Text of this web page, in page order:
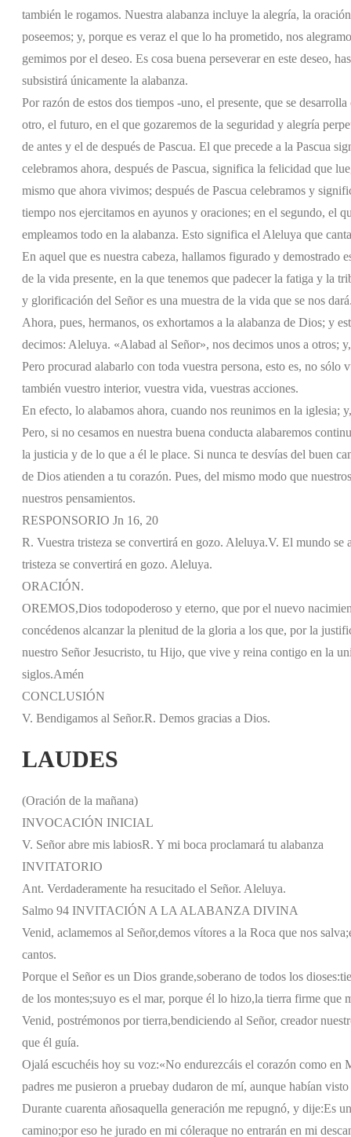
también le rogamos. Nuestra alabanza incluye la alegría, la
poseemos; y, porque es veraz el que lo ha prometido, nos
gemimos por el deseo. Es cosa buena perseverar en este deseo,
subsistirá únicamente la alabanza.
Por razón de estos dos tiempos -uno, el presente, que se
otro, el futuro, en el que gozaremos de la seguridad y alegría
de antes y el de después de Pascua. El que precede a la Pascua
celebramos ahora, después de Pascua, significa la felicidad que
mismo que ahora vivimos; después de Pascua celebramos y
tiempo nos ejercitamos en ayunos y oraciones; en el segundo, el
empleamos todo en la alabanza. Esto significa el Aleluya que
En aquel que es nuestra cabeza, hallamos figurado y demostrado
de la vida presente, en la que tenemos que padecer la fatiga y la
y glorificación del Señor es una muestra de la vida que se nos
Ahora, pues, hermanos, os exhortamos a la alabanza de Dios; y
decimos: Aleluya. «Alabad al Señor», nos decimos unos a otros;
Pero procurad alabarlo con toda vuestra persona, esto es, no
también vuestro interior, vuestra vida, vuestras acciones.
En efecto, lo alabamos ahora, cuando nos reunimos en la iglesia;
Pero, si no cesamos en nuestra buena conducta alabaremos
la justicia y de lo que a él le place. Si nunca te desvías del buen
de Dios atienden a tu corazón. Pues, del mismo modo que
nuestros pensamientos.
RESPONSORIO Jn 16, 20
R. Vuestra tristeza se convertirá en gozo. Aleluya.V. El mundo se
tristeza se convertirá en gozo. Aleluya.
ORACIÓN.
OREMOS,Dios todopoderoso y eterno, que por el nuevo
concédenos alcanzar la plenitud de la gloria a los que, por la
nuestro Señor Jesucristo, tu Hijo, que vive y reina contigo en la
siglos.Amén
CONCLUSIÓN
V. Bendigamos al Señor.R. Demos gracias a Dios.
LAUDES
(Oración de la mañana)
INVOCACIÓN INICIAL
V. Señor abre mis labiosR. Y mi boca proclamará tu alabanza
INVITATORIO
Ant. Verdaderamente ha resucitado el Señor. Aleluya.
Salmo 94 INVITACIÓN A LA ALABANZA DIVINA
Venid, aclamemos al Señor,demos vítores a la Roca que nos salva;
cantos.
Porque el Señor es un Dios grande,soberano de todos los dioses:
de los montes;suyo es el mar, porque él lo hizo,la tierra firme que
Venid, postrémonos por tierra,bendiciendo al Señor, creador
que él guía.
Ojalá escuchéis hoy su voz:«No endurezcáis el corazón como en
padres me pusieron a pruebay dudaron de mí, aunque habían visto
Durante cuarenta añosaquella generación me repugnó, y dije:Es
camino;por eso he jurado en mi cóleraque no entrarán en mi